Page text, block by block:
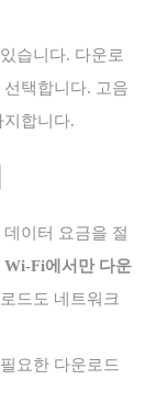
습니다. 다운로
선택합니다. 고음
합니다.
이터 요금을 절
Wi-Fi에서만 다운
드도 네트워크
요한 다운로드